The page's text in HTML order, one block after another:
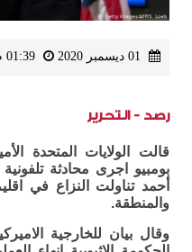
رصد - التحرير
قالت الولايات المتحدة
بومبيو اجرى محادثة
أحمد تناولت النزاع في
والمنطقة.
وقال بيان للخارجية